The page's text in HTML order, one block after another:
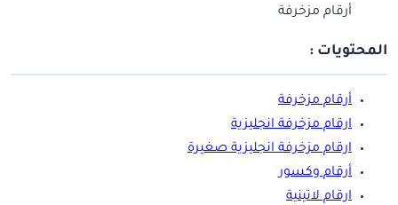
أرقام مزخرفة
المحتويات :
أرقام مزخرفة
ارقام مزخرفة انجليزية
ارقام مزخرفة انجليزية صغيرة
أرقام وكسور
ارقام لاتينية